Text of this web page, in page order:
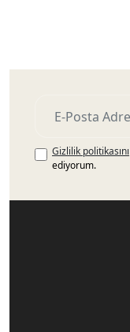
Gizlilik politikasını
ediyorum.